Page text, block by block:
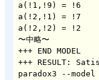
a(!1,!9) = !6
a(!2,!1) = !7
a(!2,!2) = !2
〜中略〜
+++ END MODEL
+++ RESULT:
paradox3 --